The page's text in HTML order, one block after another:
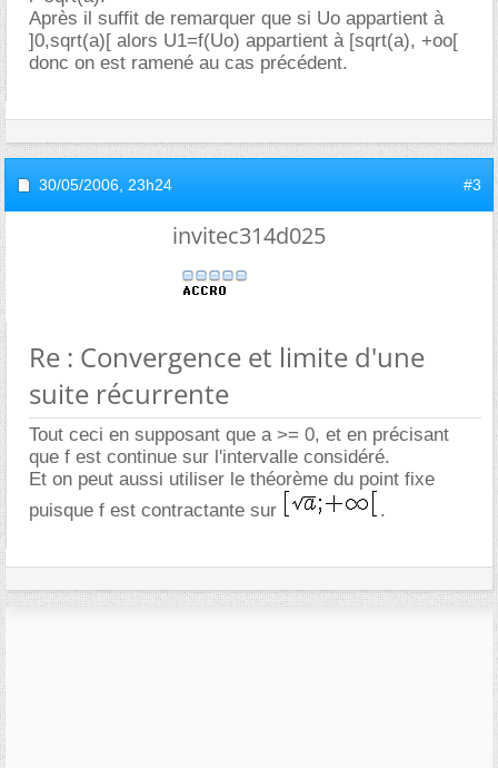
Après il suffit de remarquer que si Uo appartient à
]0,sqrt(a)[ alors U1=f(Uo) appartient à [sqrt(a), +oo[
donc on est ramené au cas précédent.
30/05/2006, 23h24 #3
invitec314d025
Re : Convergence et limite d'une
suite récurrente
Tout ceci en supposant que a >= 0, et en précisant
que f est continue sur l'intervalle considéré.
Et on peut aussi utiliser le théorème du point fixe
puisque f est contractante sur
.